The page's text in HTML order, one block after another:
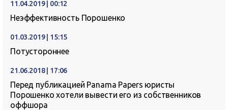
11.04.2019 | 00:12
Неэффективность Порошенко
01.03.2019 | 15:15
Потустороннее
21.06.2018 | 17:06
Перед публикацией Panama Papers юристы
Порошенко хотели вывести его из собственников
оффшора